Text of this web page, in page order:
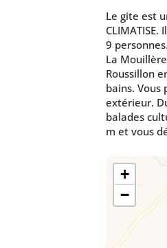
Le gite est
9
La
Roussillon
bains. Vous
extérieur.
balades
m et vous
+
−